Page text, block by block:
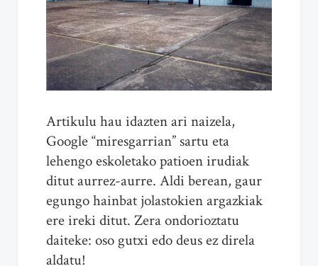
Artikulu hau idazten ari naizela,
Google “miresgarrian” sartu eta
lehengo eskoletako patioen irudiak
ditut aurrez-aurre. Aldi berean, gaur
egungo hainbat jolastokien argazkiak
ere ireki ditut. Zera ondorioztatu
daiteke: oso gutxi edo deus ez direla
aldatu!